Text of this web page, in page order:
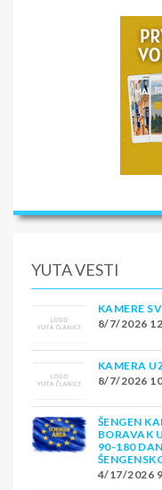
YUTA VESTI
KAMERE
8/7/2026
KAMERA
8/7/2026
ŠENGEN
BORAVAK
90-180
4/17/2026